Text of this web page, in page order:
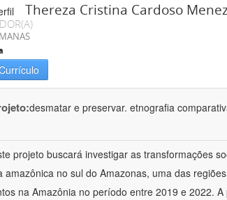
Thereza Cristina Cardoso
desmatar e preservar. etnografia
projeto buscará investigar as transformações
amazônica no sul do Amazonas, uma das
na Amazônia no período entre 2019 e 2022.